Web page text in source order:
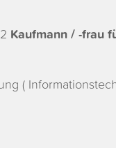
Kaufmann / -frau
(